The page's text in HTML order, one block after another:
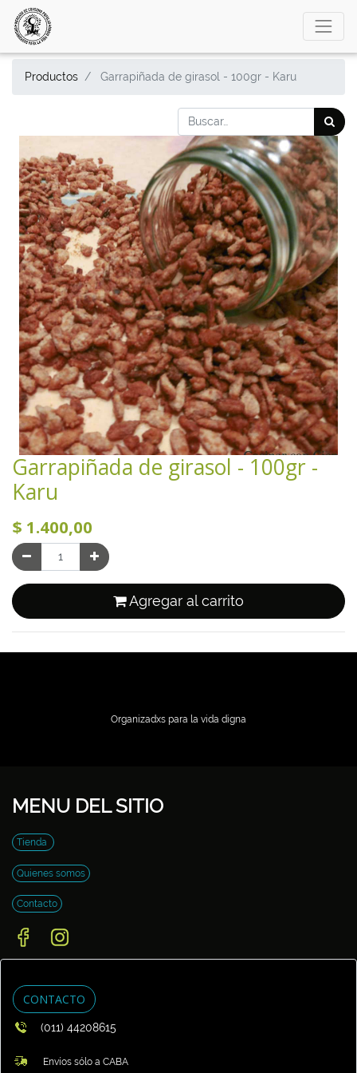
Productos Garrapiñada de girasol - 100gr - Karu
Garrapiñada de girasol - 100gr -
Karu
$ 1.400,00
Agregar al carrito
Organizadxs para la vida digna
MENU DEL SITIO
Tienda
Quienes somos
Contacto
CONTACTO
(011) 44208615
Envíos sólo a CABA